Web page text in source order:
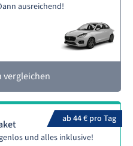
ausreichend!
vergleichen
ab 44 € pro Tag
und alles inklusive!